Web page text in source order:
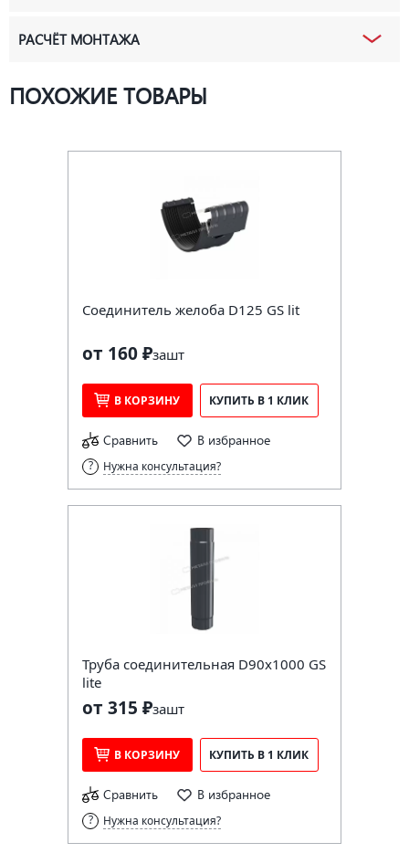
РАСЧЁТ МОНТАЖА
ПОХОЖИЕ ТОВАРЫ
Соединитель желоба D125 GS lit
от 160 ₽зашт
В КОРЗИНУ КУПИТЬ В 1 КЛИК
Сравнить В избранное
Нужна консультация?
Труба соединительная D90х1000 GS
lite
от 315 ₽зашт
В КОРЗИНУ КУПИТЬ В 1 КЛИК
Сравнить В избранное
Нужна консультация?